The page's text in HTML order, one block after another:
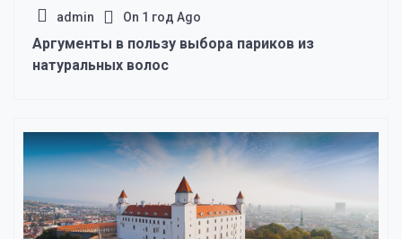
admin On 1 год Ago
Аргументы в пользу выбора париков из
натуральных волос